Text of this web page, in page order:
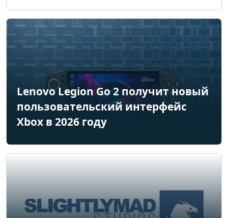
Lenovo Legion Go 2 получит новый
пользовательский интерфейс
Xbox в 2026 году